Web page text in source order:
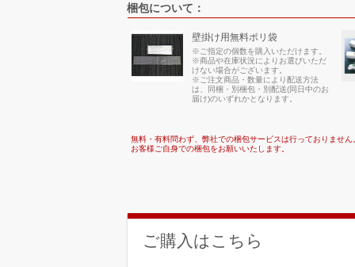
梱包について：
壁掛け用無料ポリ袋
※ご指定の個数を購入いただけます。
※商品や在庫状況によりお選びいただ
けない場合がございます。
※ご注文商品・数量により配送方法
は、同梱・別梱包・別配送(同日中のお
届け)のいずれかとなります。
無料・有料問わず、弊社での梱包サービスは行っておりません
お客様ご自身での梱包をお願いいたします。
ご購入はこちら